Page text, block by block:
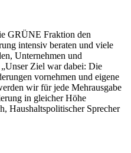
GRÜNE Fraktion den
intensiv beraten und viele
Unternehmen und
Ziel war dabei: Die
vornehmen und eigene
wir für jede Mehrausgabe
in gleicher Höhe
Haushaltspolitischer Sprecher